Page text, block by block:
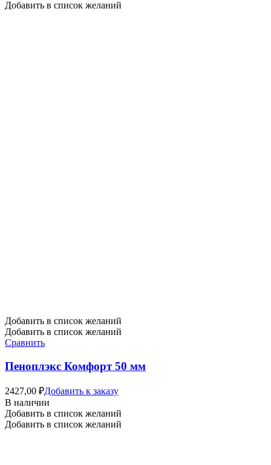
Добавить в список желаний
Добавить в список желаний
Добавить в список желаний
Сравнить
Пеноплэкс Комфорт 50 мм
2427,00 ₽Добавить к заказу
В наличии
Добавить в список желаний
Добавить в список желаний